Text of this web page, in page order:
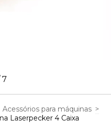
7
Acessórios para máquinas >
Laserpecker 4 Caixa